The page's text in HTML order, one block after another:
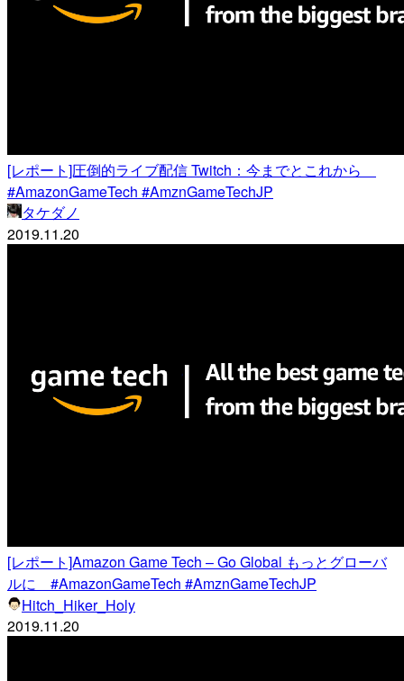
[レポート]圧倒的ライブ配信 Twitch：今までとこれから
#AmazonGameTech #AmznGameTechJP
タケダノ
2019.11.20
[レポート]Amazon Game Tech – Go Global もっとグローバ
ルに #AmazonGameTech #AmznGameTechJP
Hitch_Hiker_Holy
2019.11.20